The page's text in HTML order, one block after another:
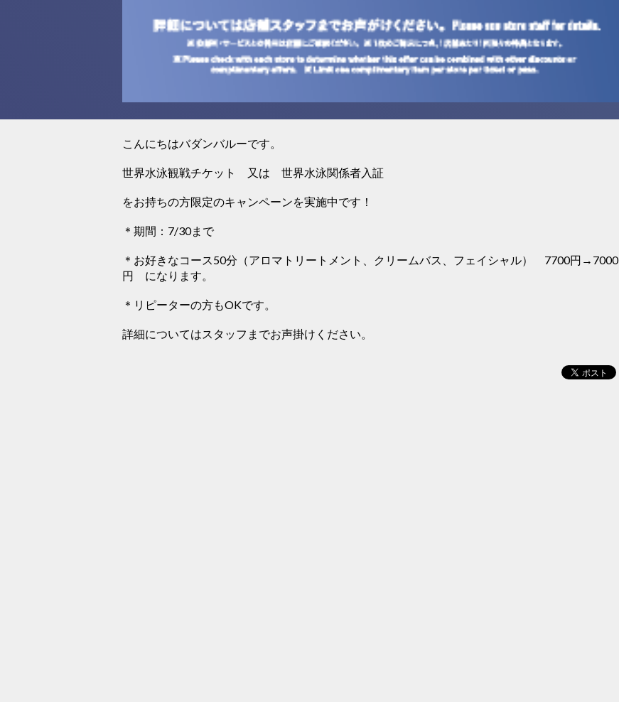
こんにちはバダンバルーです。
世界水泳観戦チケット 又は 世界水泳関係者入証
をお持ちの方限定のキャンペーンを実施中です！
＊期間：7/30まで
＊お好きなコース50分（アロマトリートメント、クリームバス、フェイシャル） 7700円→7000
円 になります。
＊リピーターの方もOKです。
詳細についてはスタッフまでお声掛けください。